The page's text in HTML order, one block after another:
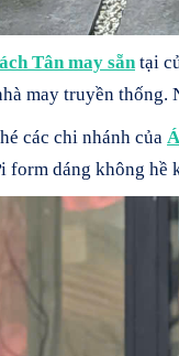
Tân may sẵntại
may truyền thống.
các chi nhánh của
dáng không hề